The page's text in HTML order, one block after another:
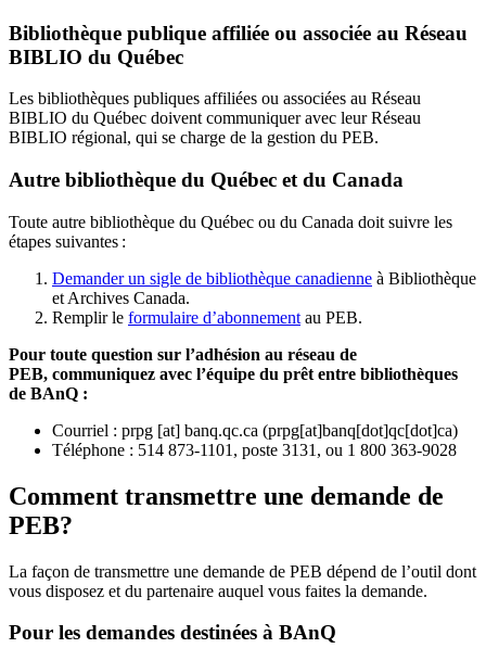
Bibliothèque publique affiliée ou associée au Réseau
BIBLIO du Québec
Les bibliothèques publiques affiliées ou associées au Réseau
BIBLIO du Québec doivent communiquer avec leur Réseau
BIBLIO régional, qui se charge de la gestion du PEB.
Autre bibliothèque du Québec et du Canada
Toute autre bibliothèque du Québec ou du Canada doit suivre les
étapes suivantes :
Demander un sigle de bibliothèque canadienne à Bibliothèque
et Archives Canada.
Remplir le formulaire d’abonnement au PEB.
Pour toute question sur l’adhésion au réseau de
PEB, communiquez avec l’équipe du prêt entre bibliothèques
de BAnQ :
Courriel : prpg [at] banq.qc.ca (prpg[at]banq[dot]qc[dot]ca)
Téléphone : 514 873-1101, poste 3131, ou 1 800 363-9028
Comment transmettre une demande de
PEB?
La façon de transmettre une demande de PEB dépend de l’outil dont
vous disposez et du partenaire auquel vous faites la demande.
Pour les demandes destinées à BAnQ